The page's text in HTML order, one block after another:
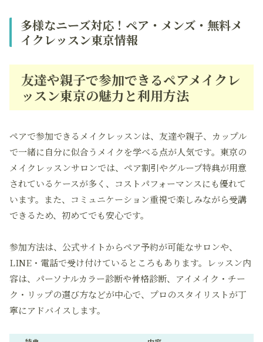
多様なニーズ対応！ペア・メンズ・無料メ
イクレッスン東京情報
友達や親子で参加できるペアメイクレ
ッスン東京の魅力と利用方法
ペアで参加できるメイクレッスンは、友達や親子、カップル
で一緒に自分に似合うメイクを学べる点が人気です。東京の
メイクレッスンサロンでは、ペア割引やグループ特典が用意
されているケースが多く、コストパフォーマンスにも優れて
います。また、コミュニケーション重視で楽しみながら受講
できるため、初めてでも安心です。
参加方法は、公式サイトからペア予約が可能なサロンや、
LINE・電話で受け付けているところもあります。レッスン内
容は、パーソナルカラー診断や骨格診断、アイメイク・チー
ク・リップの選び方などが中心で、プロのスタイリストが丁
寧にアドバイスします。